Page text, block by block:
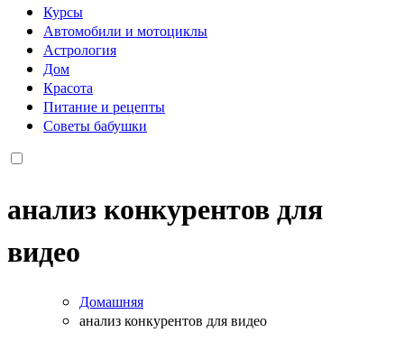
Курсы
Автомобили и мотоциклы
Астрология
Дом
Красота
Питание и рецепты
Советы бабушки
анализ конкурентов для
видео
Домашняя
анализ конкурентов для видео